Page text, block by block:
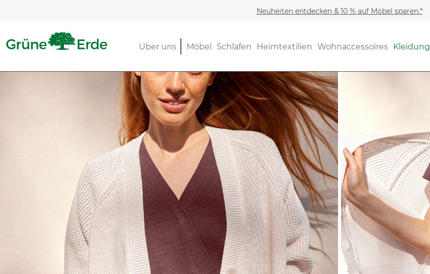
Neuheiten entdecken & 10 % auf Möbel sparen.*
Möbel Schlafen Heimtextilien Wohnaccessoires Kleidung
Über uns